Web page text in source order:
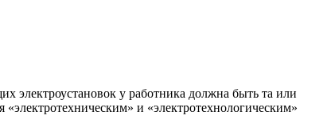
электроустановок у работника должна быть та или
и «электротехнологическим»